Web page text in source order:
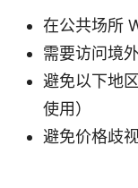
在公共场所
需要访问境
避免以下地
使用）
避免价格歧